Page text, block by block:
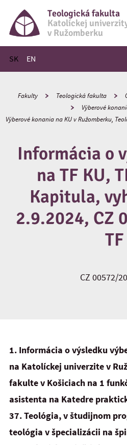
Teologická fakulta
Katolíckej
v Ružomberku
SK EN
Hlavné menu
Fakulty Teologická fakulta
Výberové
Výberové konania na KU v Ružomberku,
Informácia o
na TF KU,
Kapitula,
2.9.2024, CZ
TF
CZ 00572/
1. Informácia o výsledku
na Katolíckej univerzite v
fakulte v Košiciach na 1
asistenta na Katedre
37. Teológia, v študijnom
teológia v špecializácii na